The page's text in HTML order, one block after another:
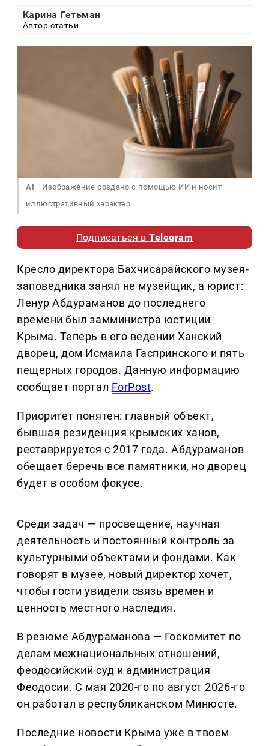
Карина Гетьман
Автор статьи
AI
Изображение создано с помощью ИИ и носит
иллюстративный характер
Подписаться вTelegram
Кресло директора Бахчисарайского музея-
заповедника занял не музейщик, а юрист:
Ленур Абдураманов до последнего
времени был замминистра юстиции
Крыма. Теперь в его ведении Ханский
дворец, дом Исмаила Гаспринского и пять
пещерных городов. Данную информацию
сообщает портал ForPost.
Приоритет понятен: главный объект,
бывшая резиденция крымских ханов,
реставрируется с 2017 года. Абдураманов
обещает беречь все памятники, но дворец
будет в особом фокусе.
Среди задач — просвещение, научная
деятельность и постоянный контроль за
культурными объектами и фондами. Как
говорят в музее, новый директор хочет,
чтобы гости увидели связь времен и
ценность местного наследия.
В резюме Абдураманова — Госкомитет по
делам межнациональных отношений,
феодосийский суд и администрация
Феодосии. С мая 2020-го по август 2026-го
он работал в республиканском Минюсте.
Последние новости Крыма уже в твоем